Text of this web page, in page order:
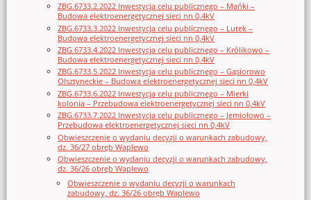
ZBG.6733.2.2022 Inwestycja celu publicznego – Mańki –
Budowa elektroenergetycznej sieci nn 0,4kV
ZBG.6733.3.2022 Inwestycja celu publicznego – Lutek –
Budowa elektroenergetycznej sieci nn 0,4kV
ZBG.6733.4.2022 Inwestycja celu publicznego – Królikowo –
Budowa elektroenergetycznej sieci nn 0,4kV
ZBG.6733.5.2022 Inwestycja celu publicznego – Gąsiorowo
Olsztyneckie – Budowa elektroenergetycznej sieci nn 0,4kV
ZBG.6733.6.2022 Inwestycja celu publicznego – Mierki
kolonia – Przebudowa elektroenergetycznej sieci nn 0,4kV
ZBG.6733.7.2022 Inwestycja celu publicznego – Jemiołowo –
Przebudowa elektroenergetycznej sieci nn 0,4kV
Obwieszczenie o wydaniu decyzji o warunkach zabudowy,
dz. 36/27 obręb Waplewo
Obwieszczenie o wydaniu decyzji o warunkach zabudowy,
dz. 36/26 obręb Waplewo
Obwieszczenie o wydaniu decyzji o warunkach
zabudowy, dz. 36/26 obręb Waplewo